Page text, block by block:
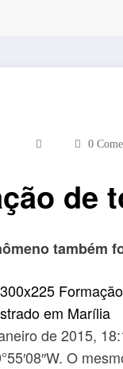
0
de
também
de 2015,
O